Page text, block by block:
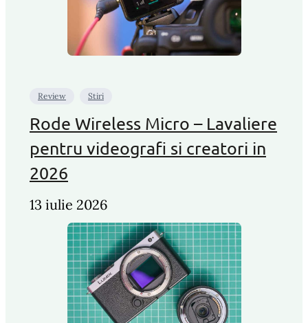
Review Stiri
Rode Wireless Micro – Lavaliere
pentru videografi si creatori in
2026
13 iulie 2026